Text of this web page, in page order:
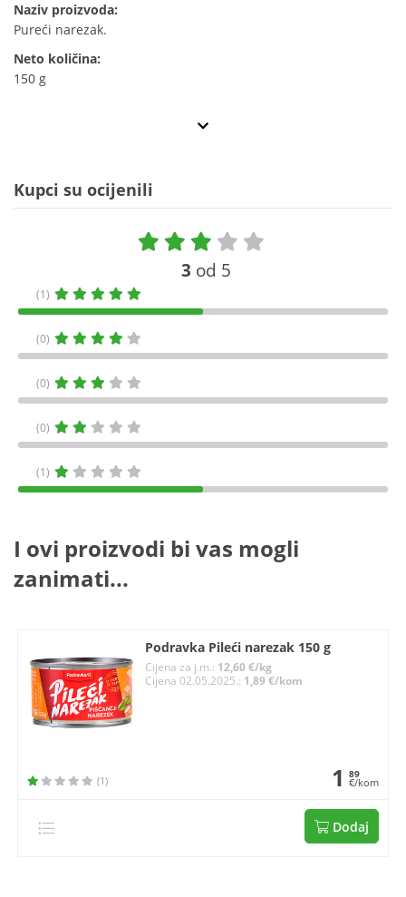
Naziv proizvoda:
Pureći narezak.
Neto količina:
150 g
Kupci su ocijenili
3 od 5
(1)
(0)
(0)
(0)
(1)
I ovi proizvodi bi vas mogli
zanimati...
Podravka Pileći narezak 150 g
Cijena za j.m.: 12,60 €/kg
Cijena 02.05.2025.: 1,89 €/kom
(1) 1 89
€/kom
Dodaj